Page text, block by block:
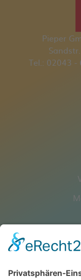
Pieper
Tel.: 02043 -